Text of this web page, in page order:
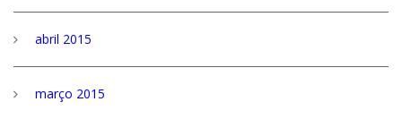
abril 2015
março 2015